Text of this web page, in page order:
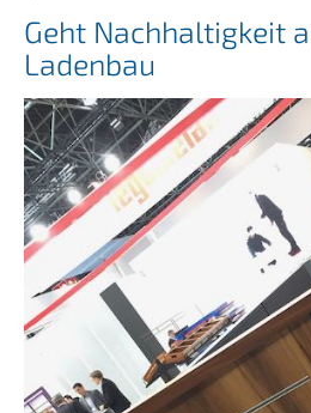
Geht Nachhaltigkeit
Ladenbau